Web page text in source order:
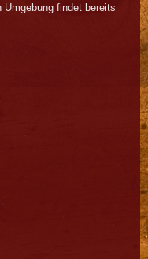
Umgebung findet bereits